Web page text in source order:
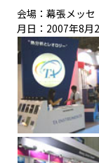
会場：幕張メッセ
月日：2007年8月